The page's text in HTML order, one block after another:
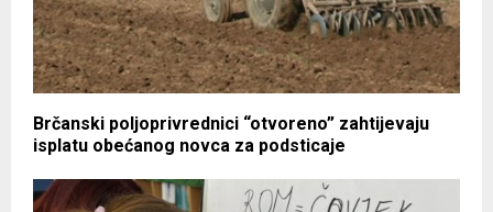
Brčanski poljoprivrednici “otvoreno” zahtijevaju
isplatu obećanog novca za podsticaje